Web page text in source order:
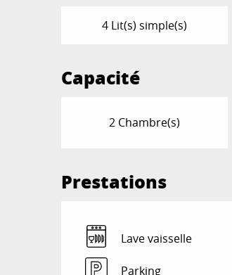
4 Lit(s) simple(s)
Capacité
2 Chambre(s)
Prestations
Lave vaisselle
Parking